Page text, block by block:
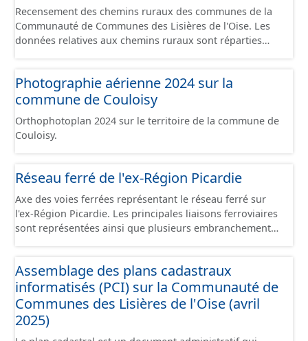
Recensement des chemins ruraux des communes de la
Communauté de Communes des Lisières de l'Oise. Les
données relatives aux chemins ruraux sont réparties
générales du chemin (longueur, largeur, etc.). - Secteurs :
les informations générales du chemin et données
relevées sur le terrain. - Éléments : les éléments naturels
relevés sur les chemins (bois, talus, bande enherbée,
etc.). - Observations : les observations relevées sur les
- Plantations : proposition de plantation de haies (haie
basse, haie mixte, etc.).
Photographie aérienne 2024 sur la
commune de Couloisy
Orthophotoplan 2024 sur le territoire de la commune de
Couloisy.
Réseau ferré de l'ex-Région Picardie
Axe des voies ferrées représentant le réseau ferré sur
l'ex-Région Picardie. Les principales liaisons ferroviaires
sont représentées ainsi que plusieurs embranchements
sont désaffectées mais sont toujours physiquement
présentes sur le terrain.
Assemblage des plans cadastraux
informatisés (PCI) sur la Communauté de
Communes des Lisières de l'Oise (avril
2025)